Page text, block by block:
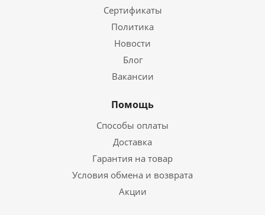
Сертификаты
Политика
Новости
Блог
Вакансии
Помощь
Способы оплаты
Доставка
Гарантия на товар
Условия обмена и возврата
Акции